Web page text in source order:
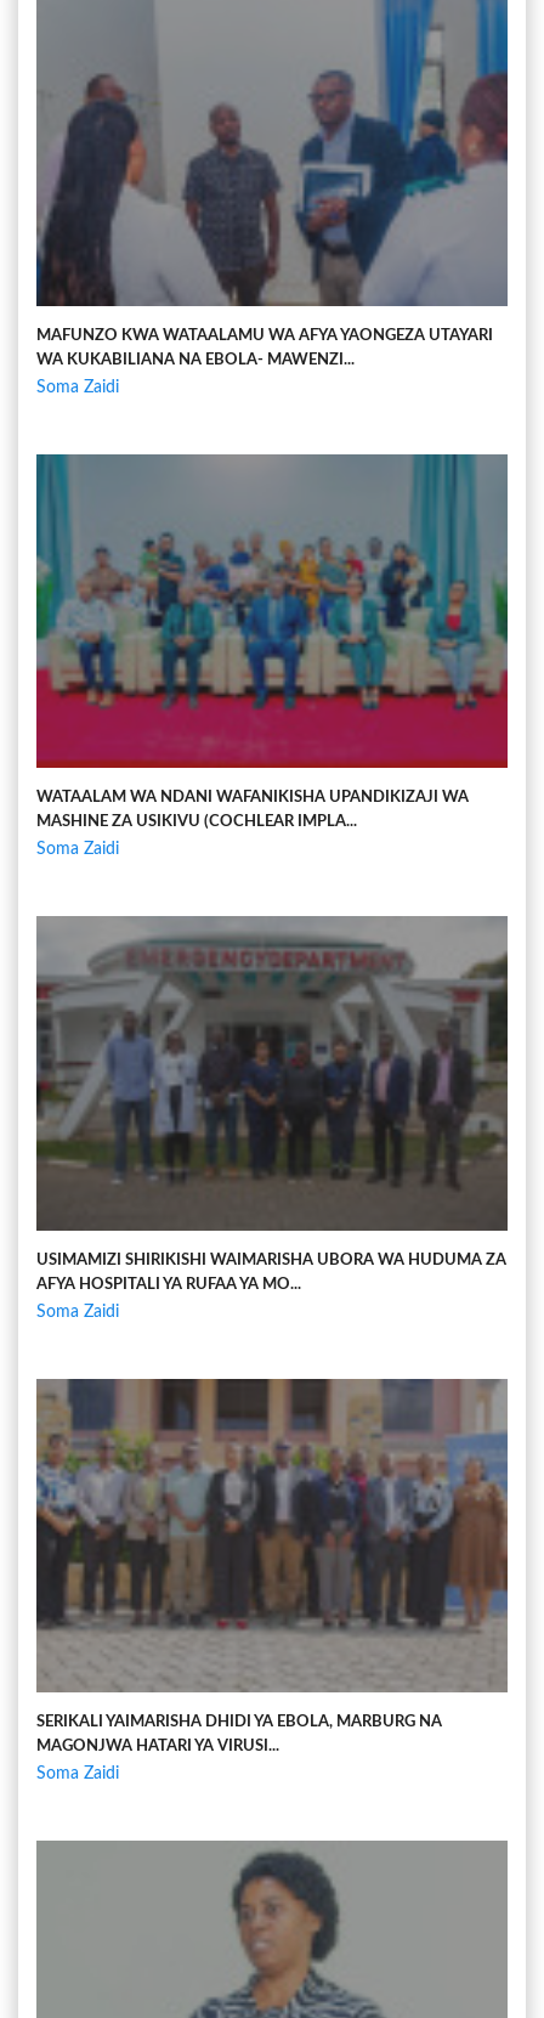
MAFUNZO KWA WATAALAMU WA AFYA YAONGEZA UTAYARI
WA KUKABILIANA NA EBOLA- MAWENZI...
Soma Zaidi
WATAALAM WA NDANI WAFANIKISHA UPANDIKIZAJI WA
MASHINE ZA USIKIVU (COCHLEAR IMPLA...
Soma Zaidi
USIMAMIZI SHIRIKISHI WAIMARISHA UBORA WA HUDUMA ZA
AFYA HOSPITALI YA RUFAA YA MO...
Soma Zaidi
SERIKALI YAIMARISHA DHIDI YA EBOLA, MARBURG NA
MAGONJWA HATARI YA VIRUSI...
Soma Zaidi